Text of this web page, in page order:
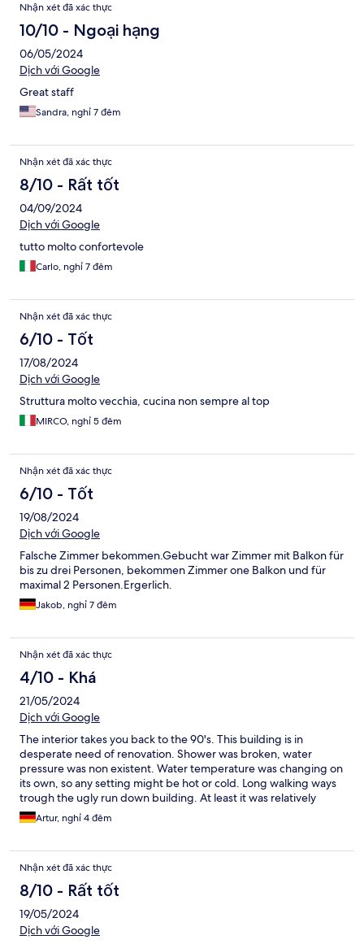
Nhận xét đã xác thực
10/10 - Ngoại hạng
06/05/2024
Dịch với Google
Great staff
Sandra, nghỉ 7 đêm
Nhận xét đã xác thực
8/10 - Rất tốt
04/09/2024
Dịch với Google
tutto molto confortevole
Carlo, nghỉ 7 đêm
Nhận xét đã xác thực
6/10 - Tốt
17/08/2024
Dịch với Google
Struttura molto vecchia, cucina non sempre al top
MIRCO, nghỉ 5 đêm
Nhận xét đã xác thực
6/10 - Tốt
19/08/2024
Dịch với Google
Falsche Zimmer bekommen.Gebucht war Zimmer mit Balkon für
bis zu drei Personen, bekommen Zimmer one Balkon und für
maximal 2 Personen.Ergerlich.
Jakob, nghỉ 7 đêm
Nhận xét đã xác thực
4/10 - Khá
21/05/2024
Dịch với Google
The interior takes you back to the 90's. This building is in
desperate need of renovation. Shower was broken, water
pressure was non existent. Water temperature was changing on
its own, so any setting might be hot or cold. Long walking ways
trough the ugly run down building. At least it was relatively
clean. Parking garage was great
Artur, nghỉ 4 đêm
Nhận xét đã xác thực
8/10 - Rất tốt
19/05/2024
Dịch với Google